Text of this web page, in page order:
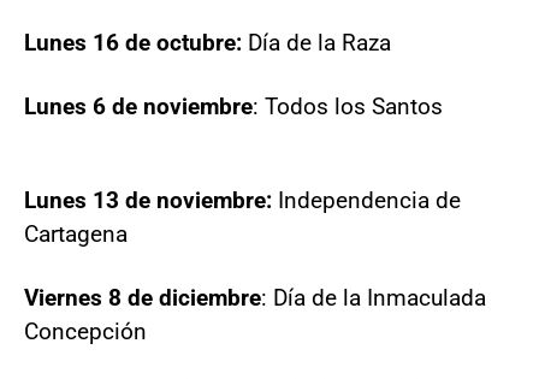
Lunes 16 de octubre: Día de la Raza
Lunes 6 de noviembre: Todos los Santos
Lunes 13 de noviembre: Independencia de
Cartagena
Viernes 8 de diciembre: Día de la Inmaculada
Concepción